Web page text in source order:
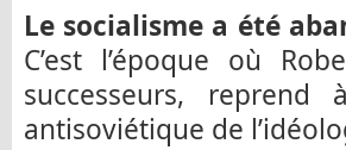
Le socialisme a été
C’est l’époque où
successeurs,
antisoviétique de